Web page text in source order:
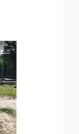
Il tanko del 2014 nel garage del Serenissimo: «Ecco come potevamo resistere per qualche giornata»